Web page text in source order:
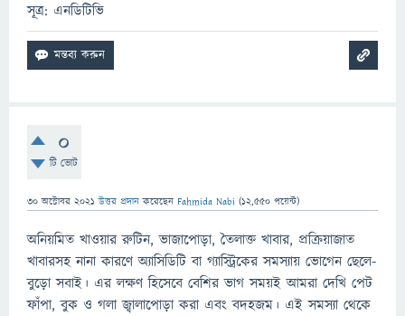
সূত্র: এনডিটিভি
0
টি ভোট
30 অক্টোবর 2021 উত্তর প্রদান করেছেন Fahmida Nabi (12,550 পয়েন্ট)
অনিয়মিত খাওয়ার রুটিন, ভাজাপোড়া, তৈলাক্ত খাবার, প্রক্রিয়াজাত
খাবারসহ নানা কারণে অ্যাসিডিটি বা গ্যাস্ট্রিকের সমস্যায় ভোগেন ছেলে-
বুড়ো সবাই। এর লক্ষণ হিসেবে বেশির ভাগ সময়ই আমরা দেখি পেট
ফাঁপা, বুক ও গলা জ্বালাপোড়া করা এবং বদহজম। এই সমস্যা থেকে